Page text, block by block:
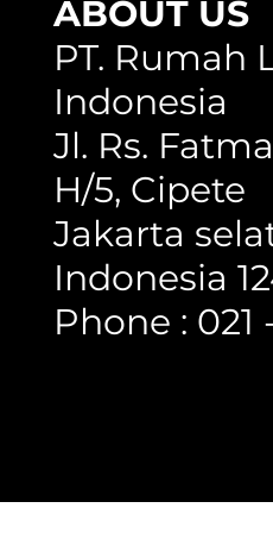
ABOUT US
PT. Rumah
Indonesia
Jl. Rs.
H/5, Cipete
Jakarta
Indonesia
Phone : 021